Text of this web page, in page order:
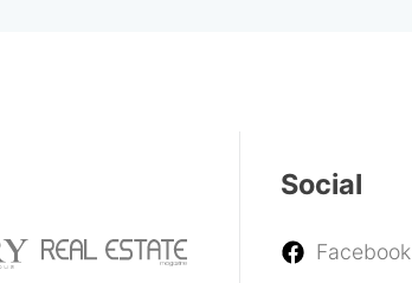
Social
Facebook